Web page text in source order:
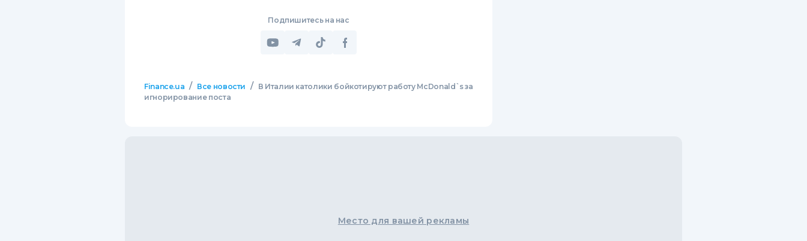
Подпишитесь на нас
Finance.ua / Все новости /
В Италии католики бойкотируют работу McDonald`s за
игнорирование поста
Место для вашей рекламы